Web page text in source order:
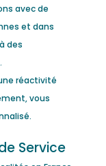
avec de
et dans
des
réactivité
vous
Service